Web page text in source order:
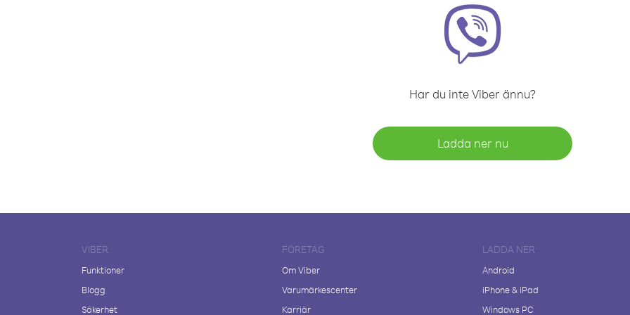
Har du inte Viber ännu?
Ladda ner nu
VIBER
Funktioner
Blogg
Säkerhet
FÖRETAG
Om Viber
Varumärkescenter
Karriär
LADDA NER
Android
iPhone & iPad
Windows PC